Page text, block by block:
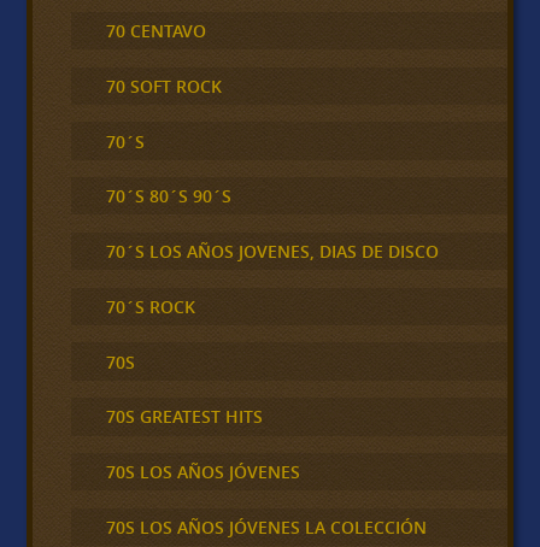
70 CENTAVO
70 SOFT ROCK
70´S
70´S 80´S 90´S
70´S LOS AÑOS JOVENES, DIAS DE DISCO
70´S ROCK
70S
70S GREATEST HITS
70S LOS AÑOS JÓVENES
70S LOS AÑOS JÓVENES LA COLECCIÓN